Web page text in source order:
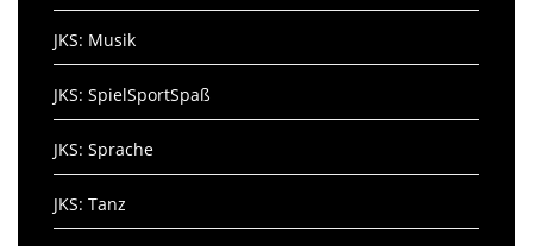
JKS: Musik
JKS: SpielSportSpaß
JKS: Sprache
JKS: Tanz